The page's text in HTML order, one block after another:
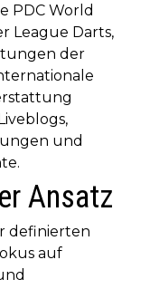
PDC World
League Darts,
der
und
Ansatz
definierten
auf